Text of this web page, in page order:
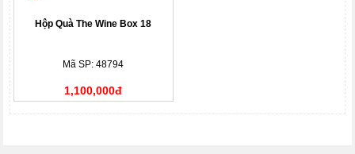
Hộp Quà The Wine Box 18
Mã SP: 48794
1,100,000đ